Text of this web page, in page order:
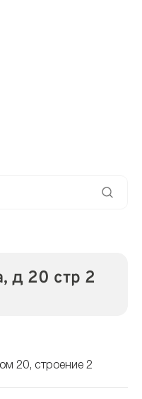
д 20 стр 2
20, строение 2